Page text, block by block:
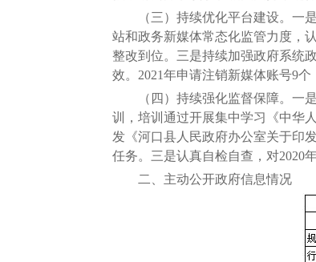
（三）持续优化平台建设。一是
站和政务新媒体常态化监管力度，
整改到位。三是持续加强政府系统
效。2021年申请注销新媒体账号9个
（四）持续强化监督保障。一是
训，培训通过开展集中学习《中华
发《河口县人民政府办公室关于印
任务。三是认真自检自查，对2020
二、主动公开政府信息情况